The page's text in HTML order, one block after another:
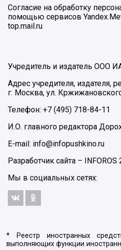
Согласие на обработку
помощью сервисов
top.mail.ru
Учредитель и издатель ООО
Адрес учредителя, издателя,
г. Москва, ул.
Телефон: +7 (495) 718-84-11
И.О. главного редактора
E-mail: info@infopushkino.ru
Разработчик сайта – INFOROS
Мы в социальных сетях:
* Реестр иностранных
выполняющих функции